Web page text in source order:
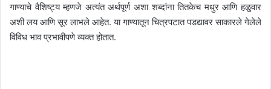
गाण्याचे वैशिष्ट्य म्हणजे अत्यंत अर्थपूर्ण अशा शब्दांना तितकेच मधुर आणि हळुवार
अशी लय आणि सूर लाभले आहेत. या गाण्यातून चित्रपटात पडद्यावर साकारले गेलेले
विविध भाव प्रभावीपणे व्यक्त होतात.